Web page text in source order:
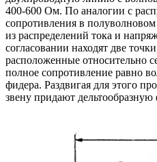
400-600 Ом. По аналогии с
сопротивления в
из распределений тока и
согласовании находят две
расположенные относительно
полное сопротивление равно
фидера. Раздвигая для этого
звену придают дельтообразную